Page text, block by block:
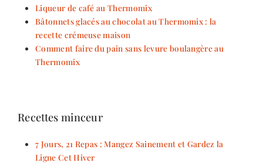
Liqueur de café au Thermomix
Bâtonnets glacés au chocolat au Thermomix : la
recette crémeuse maison
Comment faire du pain sans levure boulangère au
Thermomix
Recettes minceur
7 Jours, 21 Repas : Mangez Sainement et Gardez la
Ligne Cet Hiver